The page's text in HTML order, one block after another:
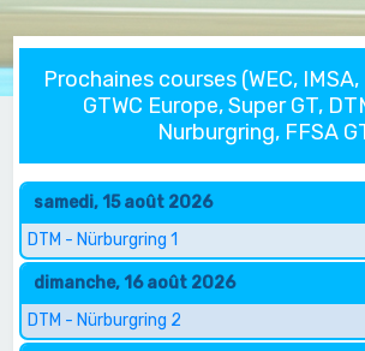
Prochaines courses (WEC,
GTWC Europe, Super GT,
Nurburgring, FFSA
samedi, 15 août 2026
DTM - Nürburgring 1
dimanche, 16 août 2026
DTM - Nürburgring 2